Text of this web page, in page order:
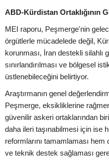
ABD-Kürdistan Ortaklığının
MEI raporu, Peşmerge'nin
örgütlerle mücadelede değil,
korunması, İran destekli silahlı
sınırlandırılması ve bölgesel
üstlenebileceğini belirtiyor.
Araştırmanın genel
Peşmerge, eksikliklerine
güvenilir askeri ortaklarından
daha ileri taşınabilmesi için ise
reformlarını tamamlaması
ve teknik destek sağlaması